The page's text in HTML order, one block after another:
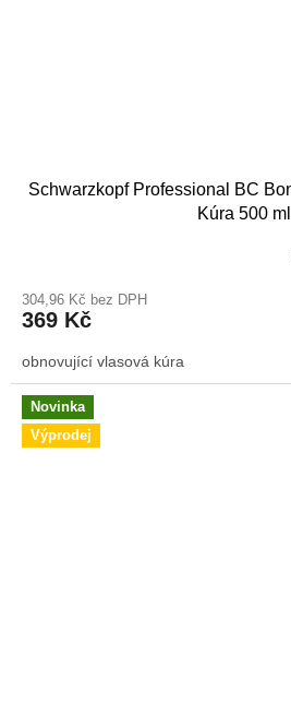
Schwarzkopf Professional BC
Kúra 500 ml
304,96 Kč bez DPH
369 Kč
obnovující vlasová kúra
Novinka
Výprodej